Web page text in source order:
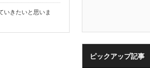
いきたいと思いま
ピックアップ記事